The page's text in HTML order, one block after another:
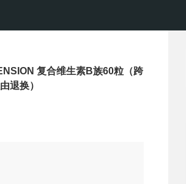
复合维生素B族60粒（跨
退换）